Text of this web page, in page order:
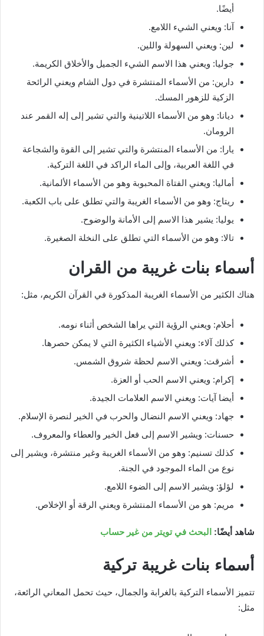
أيضًا.
آنا: ويعني الشيء اللامع.
لين: ويعني السهولة واللين.
جوليا: ويعني هذا الاسم الشيء الجميل والأخلاق الكريمة.
دارين: من الأسماء المنتشرة في دول الشام ويعني الرائحة
الزكية للزهور المسك.
ديانا: وهو من الأسماء اللاتينية والتي تشير إلى إله القمر عند
الرومان.
يارا: من الأسماء المنتشرة والتي تشير إلى القوة والشجاعة
في اللغة العربية، وإلى الماء الراكد في اللغة التركية.
أماليا: ويعني الفتاة المحبوبة وهو من الأسماء الألمانية.
ريتاج: وهو من الأسماء الغريبة والتي تطلق على باب الكعبة.
يوليا: يشير هذا الاسم إلى الأمانة والوضوح.
تالا: وهو من الأسماء التي تطلق على النخلة الصغيرة.
أسماء بنات غريبة من القران
هناك الكثير من الأسماء الغريبة المذكورة في القرآن الكريم، مثل:
أحلام: ويعني الرؤية التي يراها الشخص أثناء نومه.
كذلك آلاء: ويعني الأشياء الكثيرة التي لا يمكن حصرها.
أشرقت: ويعني الاسم لحظة شروق الشمس.
إكرام: ويعني الاسم الحب أو العزة.
أيضا آيات: ويعني الاسم العلامات الجيدة.
جهاد: ويعني الاسم النضال والحرب في الخير لنصرة الإسلام.
حسنات: ويشير الاسم إلى فعل الخير والعطاء والمعروف.
كذلك تسنيم: وهو من الأسماء الغريبة وغير منتشرة، ويشير إلى
نوع من الماء الموجود في الجنة.
لؤلؤ: ويشير الاسم إلى الضوء اللامع.
مريم: هو من الأسماء المنتشرة ويعني الرقة أو الإخلاص.
شاهد أيضًا: البحث في تويتر من غير حساب
أسماء بنات غريبة تركية
تتميز الأسماء التركية بالغرابة والجمال، حيث تحمل المعاني الرائعة،
مثل: